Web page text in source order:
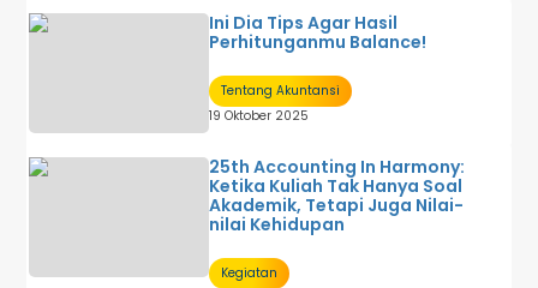
Ini Dia Tips Agar Hasil
Perhitunganmu Balance!
Tentang Akuntansi
19 Oktober 2025
25th Accounting In Harmony:
Ketika Kuliah Tak Hanya Soal
Akademik, Tetapi Juga Nilai-
nilai Kehidupan
Kegiatan